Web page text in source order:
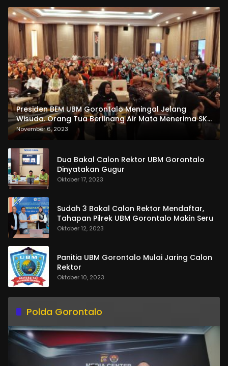
Presiden BEM UBM Gorontalo Meningal Jelang
Wisuda. Orang Tua Berlinang Air Mata Menerima SKL
dan Pemasangan Salempang
November 6, 2023
Dua Bakal Calon Rektor UBM Gorontalo
Dinyatakan Gugur
Oktober 17, 2023
Sudah 3 Bakal Calon Rektor Mendaftar,
Tahapan Pilrek UBM Gorontalo Makin Seru
Oktober 12, 2023
Panitia UBM Gorontalo Mulai Jaring Calon
Rektor
Oktober 10, 2023
Polda Gorontalo